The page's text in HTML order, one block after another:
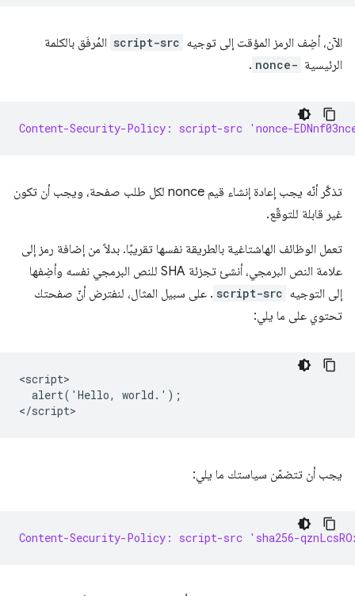
الآن، أضِف الرمز المؤقت إلى توجيه script-src المُرفَق بالكلمة
الرئيسية nonce-
.
Content-Security-Policy: script-src 'nonce-
تذكَّر أنّه يجب إعادة إنشاء قيم nonce لكل طلب صفحة، ويجب أن تكون
غير قابلة للتوقّع.
تعمل الوظائف الهاشتاغية بالطريقة نفسها تقريبًا. بدلاً من إضافة رمز إلى
علامة النص البرمجي، أنشئ تجزئة SHA للنص البرمجي نفسه وأضِفها
إلى التوجيه script-src . على سبيل المثال، لنفترض أنّ صفحتك
تحتوي على ما يلي:
<script>
  alert('Hello, world.');
يجب أن تتضمّن سياستك ما يلي:
Content-Security-Policy: script-src 'sha256-